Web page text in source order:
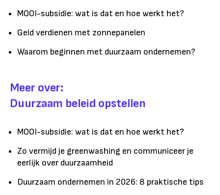
MOOI-subsidie: wat is dat en hoe werkt het?
Geld verdienen met zonnepanelen
Waarom beginnen met duurzaam ondernemen?
Meer over:
Duurzaam beleid opstellen
MOOI-subsidie: wat is dat en hoe werkt het?
Zo vermijd je greenwashing en communiceer je
eerlijk over duurzaamheid
Duurzaam ondernemen in 2026: 8 praktische tips